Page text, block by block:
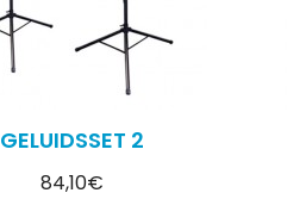
GELUIDSSET 2
84,10€